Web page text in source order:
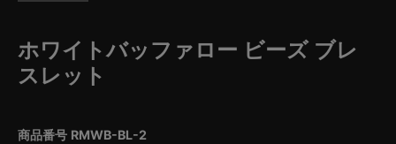
ホワイトバッファロー ビーズ ブレ
スレット
商品番号 RMWB-BL-2